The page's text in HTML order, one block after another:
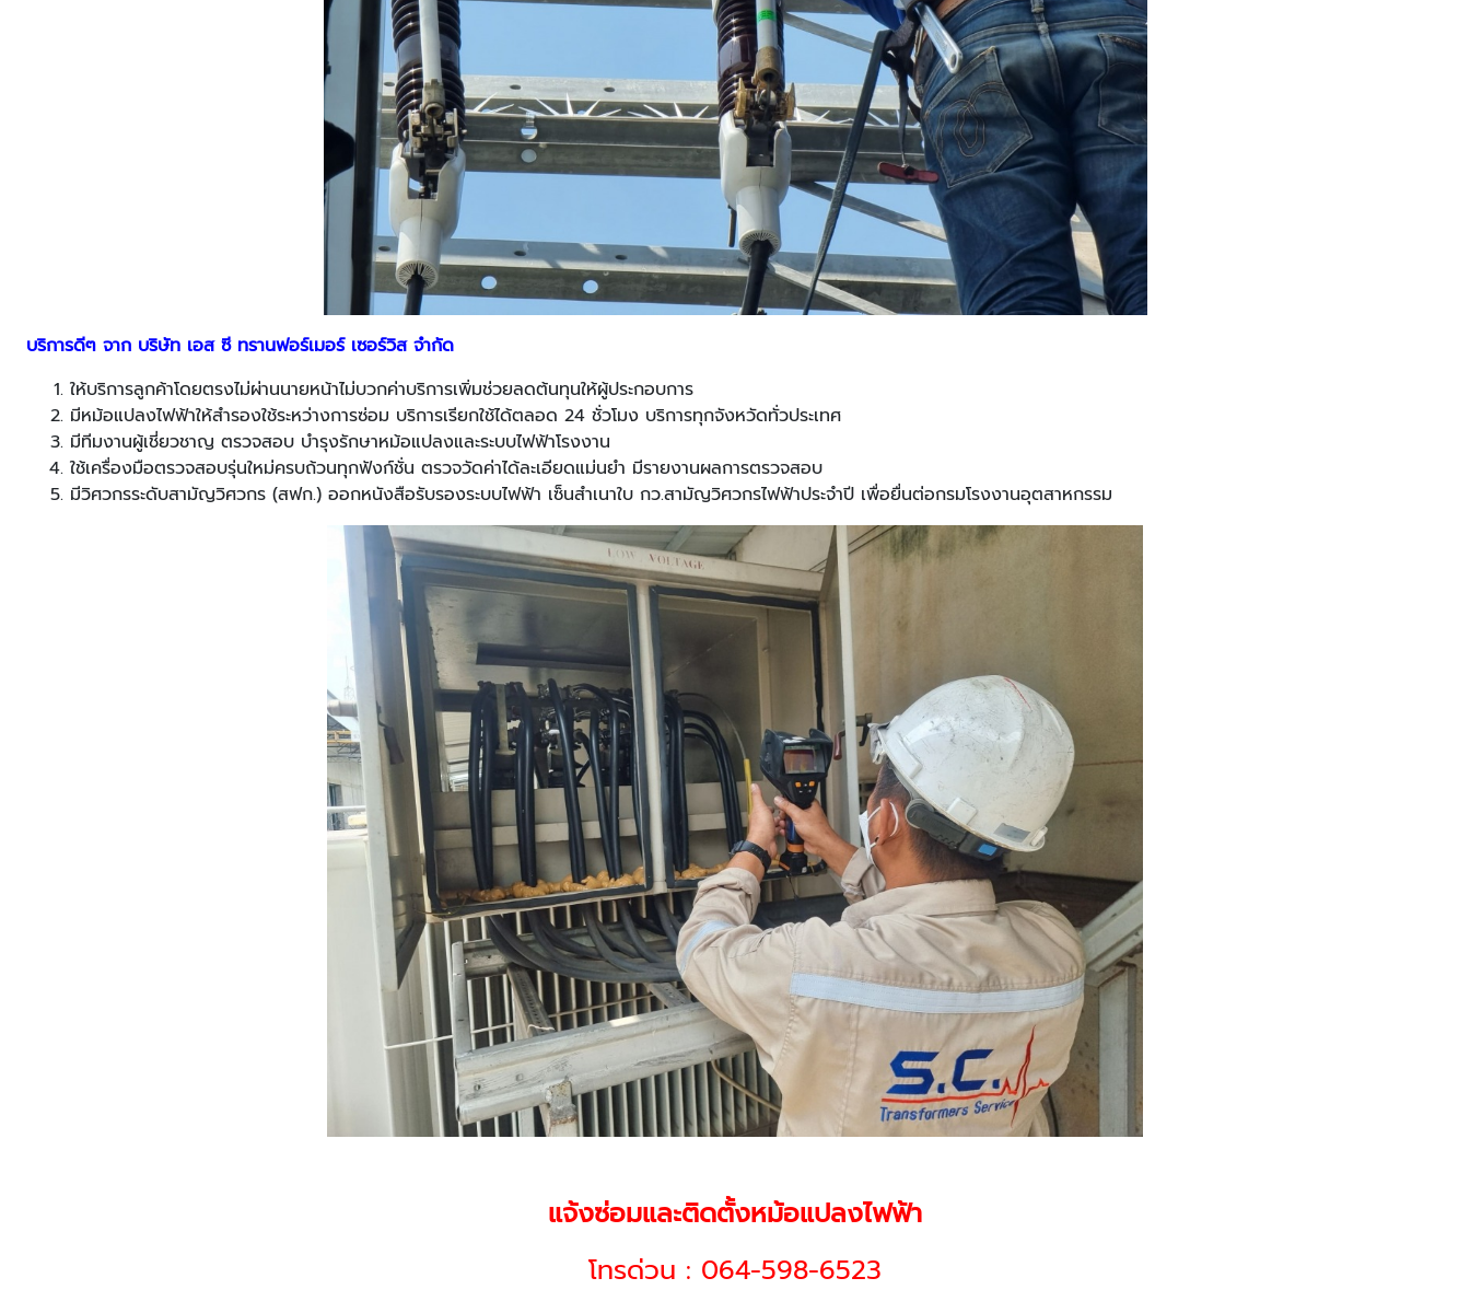
บริการดีๆ จาก บริษัท เอส ซี ทรานฟอร์เมอร์ เซอร์วิส จำกัด
ให้บริการลูกค้าโดยตรงไม่ผ่านนายหน้าไม่บวกค่าบริการเพิ่มช่วยลดต้นทุนให้ผู้ประกอบการ
มีหม้อแปลงไฟฟ้าให้สำรองใช้ระหว่างการซ่อม บริการเรียกใช้ได้ตลอด 24 ชั่วโมง บริการทุกจังหวัดทั่วประเทศ
มีทีมงานผู้เชี่ยวชาญ ตรวจสอบ บำรุงรักษาหม้อแปลงและระบบไฟฟ้าโรงงาน
ใช้เครื่องมือตรวจสอบรุ่นใหม่ครบถ้วนทุกฟังก์ชั่น ตรวจวัดค่าได้ละเอียดแม่นยำ มีรายงานผลการตรวจสอบ
มีวิศวกรระดับสามัญวิศวกร (สฟก.) ออกหนังสือรับรองระบบไฟฟ้า เซ็นสำเนาใบ กว.สามัญวิศวกรไฟฟ้าประจำปี เพื่อยื่นต่อกรมโรงงานอุตสาหกรรม
แจ้งซ่อมและติดตั้งหม้อแปลงไฟฟ้า
โทรด่วน : 064-598-6523